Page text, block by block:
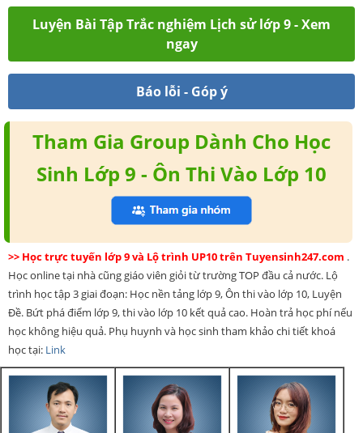
Luyện Bài Tập Trắc nghiệm Lịch sử lớp 9 - Xem
ngay
Báo lỗi - Góp ý
Tham Gia Group Dành Cho Học
Sinh Lớp 9 - Ôn Thi Vào Lớp 10
>> Học trực tuyến lớp 9 và Lộ trình UP10 trên Tuyensinh247.com .
Học online tại nhà cũng giáo viên giỏi từ trường TOP đầu cả nước. Lộ
trình học tập 3 giai đoạn: Học nền tảng lớp 9, Ôn thi vào lớp 10, Luyện
Đề. Bứt phá điểm lớp 9, thi vào lớp 10 kết quả cao. Hoàn trả học phí nếu
học không hiệu quả. Phụ huynh và học sinh tham khảo chi tiết khoá
học tại: Link